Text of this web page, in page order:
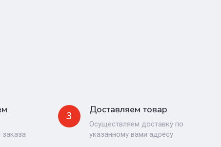
3 Доставляем товар
Осуществляем доставку по
указанному вами адресу